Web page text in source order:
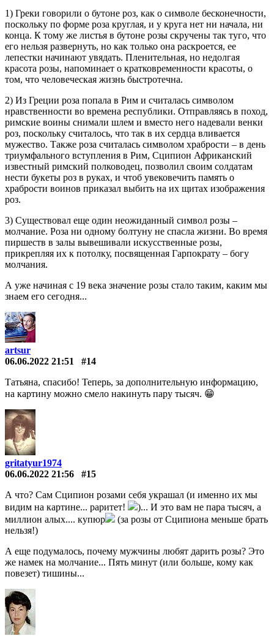
1) Греки говорили о бутоне роз, как о символе бесконечности,
поскольку по форме роза круглая, и у круга нет ни начала, ни
конца. К тому же листья в бутоне розы скручены так туго, что
его нельзя развернуть, но как только она раскроется, ее
лепестки начинают увядать. Пленительная, но недолгая
красота розы, напоминает о кратковременности красоты, о
том, что человеческая жизнь быстротечна.
2) Из Греции роза попала в Рим и считалась символом
нравственности во времена республики. Отправляясь в поход,
римские воины снимали шлем и вместо него надевали венки
роз, поскольку считалось, что так в их сердца вливается
мужество. Также роза считалась символом храбрости – в день
триумфального вступления в Рим, Сципион Африканский
известный римский полководец, позволил своим солдатам
нести букеты роз в руках, и чтоб увековечить память о
храбрости воинов приказал выбить на их щитах изображения
роз.
3) Существовал еще один неожиданный символ розы –
молчание. Роза ни одному болтуну не спасла жизни. Во время
пиршеств в залы вывешивали искусственные розы,
прикрепляя их к потолку, посвященная Гарпократу – богу
молчания.
А уже начиная с 19 века значение розы стало таким, каким мы
знаем его сегодня...
artsur
06.06.2022 21:51
#14
Татьяна, спасибо! Теперь, за дополнительную информацию,
на картину можно смело накинуть пару тысяч. 😁
gritatyur1974
06.06.2022 21:56
#15
А что? Сам Сципион розами себя украшал (и именно их мы
видим на картине... раритет!
)... И это вам не пара тысяч, а
миллион алых.... купюр
(за розы от Сципиона меньше брать
нельзя!)
А еще подумалось, почему мужчины любят дарить розы? Это
же намек на молчание... Пять минут (или больше, кому как
повезет) тишины...